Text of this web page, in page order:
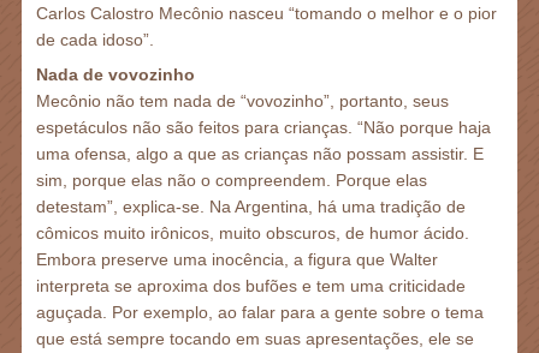
Carlos Calostro Mecônio nasceu “tomando o melhor e o pior
de cada idoso”.
Nada de vovozinho
Mecônio não tem nada de “vovozinho”, portanto, seus
espetáculos não são feitos para crianças. “Não porque haja
uma ofensa, algo a que as crianças não possam assistir. E
sim, porque elas não o compreendem. Porque elas
detestam”, explica-se. Na Argentina, há uma tradição de
cômicos muito irônicos, muito obscuros, de humor ácido.
Embora preserve uma inocência, a figura que Walter
interpreta se aproxima dos bufões e tem uma criticidade
aguçada. Por exemplo, ao falar para a gente sobre o tema
que está sempre tocando em suas apresentações, ele se